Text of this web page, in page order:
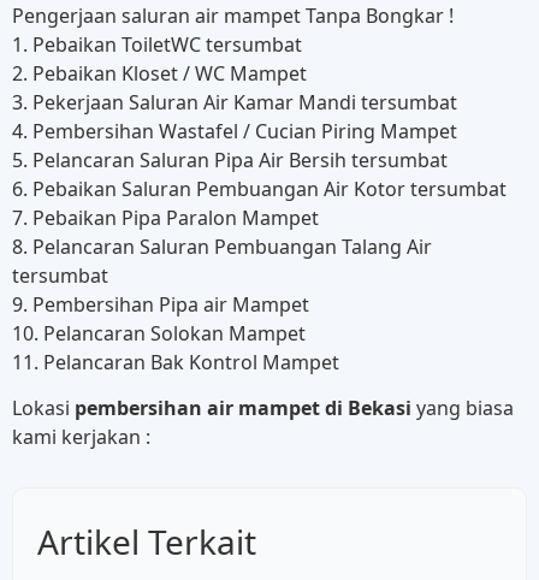
Pengerjaan saluran air mampet Tanpa Bongkar !
1. Pebaikan ToiletWC tersumbat
2. Pebaikan Kloset / WC Mampet
3. Pekerjaan Saluran Air Kamar Mandi tersumbat
4. Pembersihan Wastafel / Cucian Piring Mampet
5. Pelancaran Saluran Pipa Air Bersih tersumbat
6. Pebaikan Saluran Pembuangan Air Kotor tersumbat
7. Pebaikan Pipa Paralon Mampet
8. Pelancaran Saluran Pembuangan Talang Air
tersumbat
9. Pembersihan Pipa air Mampet
10. Pelancaran Solokan Mampet
11. Pelancaran Bak Kontrol Mampet
Lokasi pembersihan air mampet di Bekasi yang biasa
kami kerjakan :
Artikel Terkait